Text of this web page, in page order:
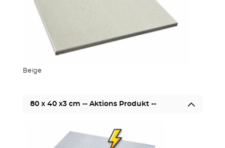
STUFEN & POOL
Beige
80 x 40 x3 cm -- Aktions Produkt --